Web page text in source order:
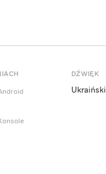
DŹWIĘK
Ukraiński